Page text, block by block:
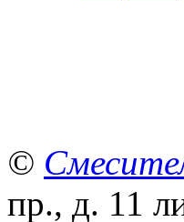
©
пр., д. 11